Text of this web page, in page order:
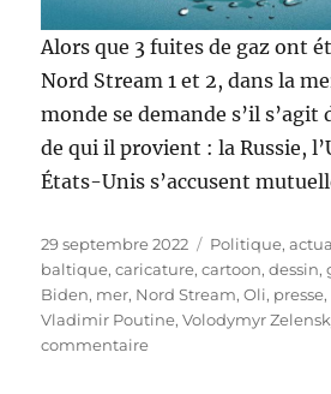
Alors que 3 fuites de gaz ont
Nord Stream 1 et 2, dans la
monde se demande s’il s’agit
de qui il provient : la Russie,
États-Unis s’accusent
Publié
le
29 septembre 2022 Catégories
Politique,
baltique,caricature,cartoon,dessin,
Biden, mer, Nord Stream,Oli, presse,
Vladimir Poutine,Volodymyr
commentairesur